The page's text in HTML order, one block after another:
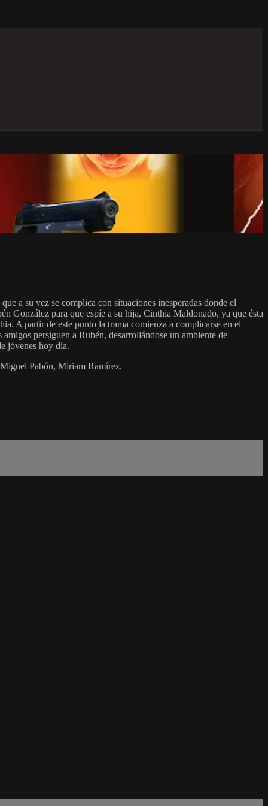
a su vez se complica con situaciones inesperadas donde el
González para que espíe a su hija, Cinthia Maldonado, ya que ésta
A partir de este punto la trama comienza a complicarse en el
persiguen a Rubén, desarrollándose un ambiente de
jóvenes hoy día.
Pabón, Miriam Ramírez.